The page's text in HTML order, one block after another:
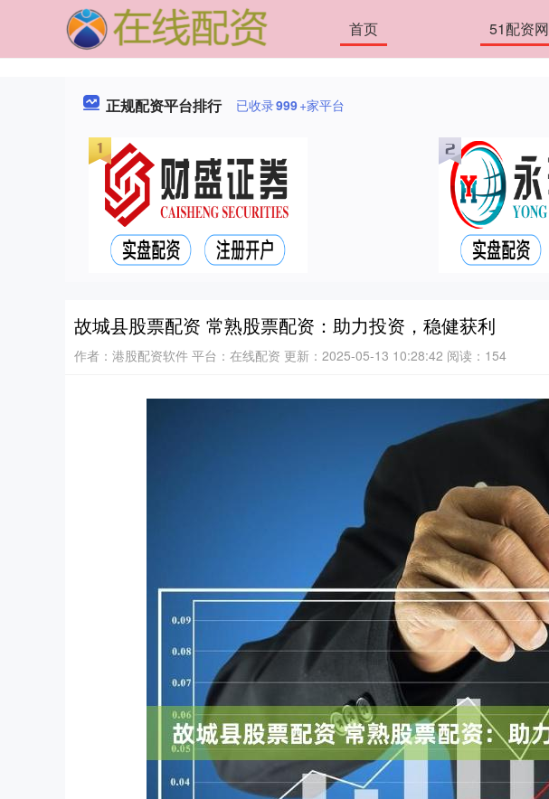
首页 51配资网
正规配资平台排行 已收录999+家平台
故城县股票配资 常熟股票配资：助力投资，稳健获利
作者：港股配资软件 平台：在线配资 更新：2025-05-13 10:28:42 阅读：154